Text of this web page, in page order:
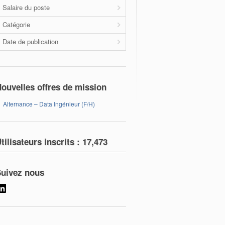
Salaire du poste
Catégorie
Date de publication
offres de mission
Alternance – Data Ingénieur (F/H)
inscrits : 17,473
nous